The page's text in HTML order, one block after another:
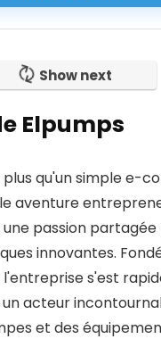
Show next
Elpumps
qu'un simple e-
aventure
passion partagée
innovantes.
l'entreprise s'est
acteur
et des